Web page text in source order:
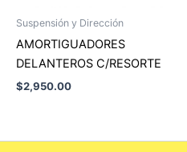
Suspensión y Dirección
AMORTIGUADORES
DELANTEROS C/RESORTE
$2,950.00